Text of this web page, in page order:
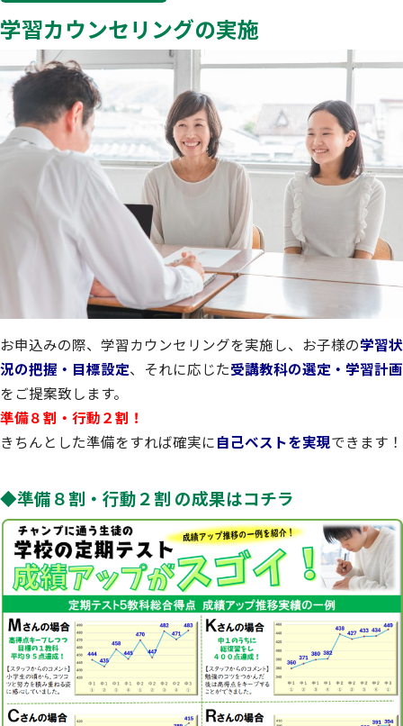
学習カウンセリングの実施
お申込みの際、学習カウンセリングを実施し、お子様の学習状
況の把握・目標設定、それに応じた受講教科の選定・学習計画
をご提案致します。
準備８割・行動２割！
きちんとした準備をすれば確実に自己ベストを実現できます！
◆準備８割・行動２割 の成果はコチラ